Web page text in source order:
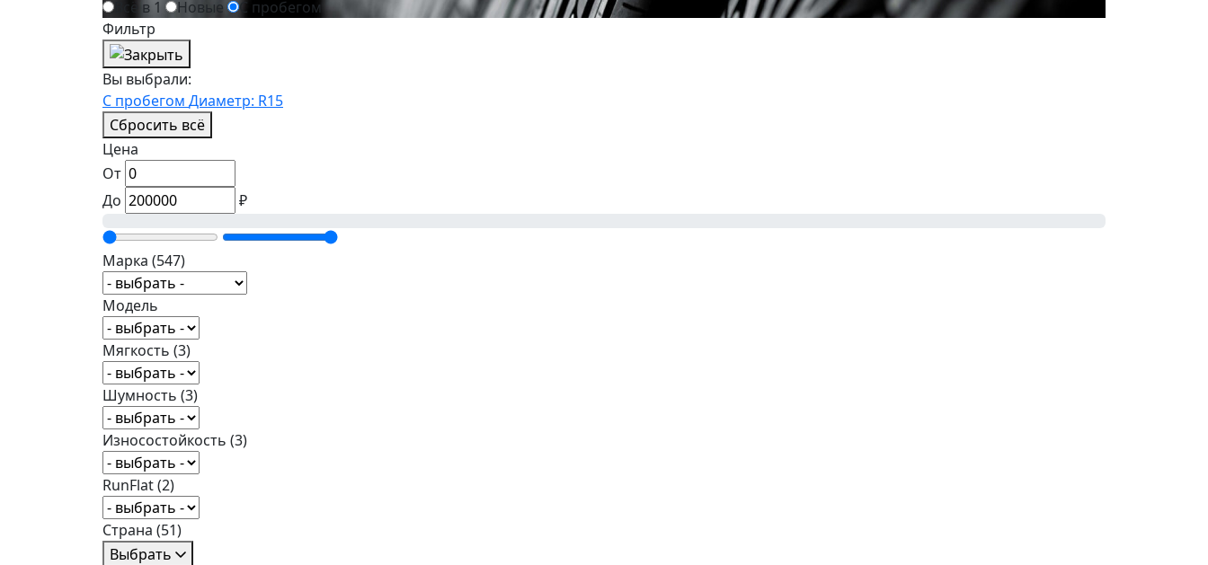
Всё в 1
Новые
С пробегом
Фильтр
Вы выбрали:
С пробегом Диаметр: R15
Сбросить всё
Цена
От
До
₽
Марка (547)
Модель
Мягкость (3)
Шумность (3)
Износостойкость (3)
RunFlat(2)
Страна (51)
Выбрать